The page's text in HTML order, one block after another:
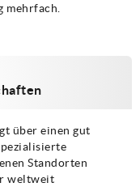
über einen gut
Standorten
weltweit